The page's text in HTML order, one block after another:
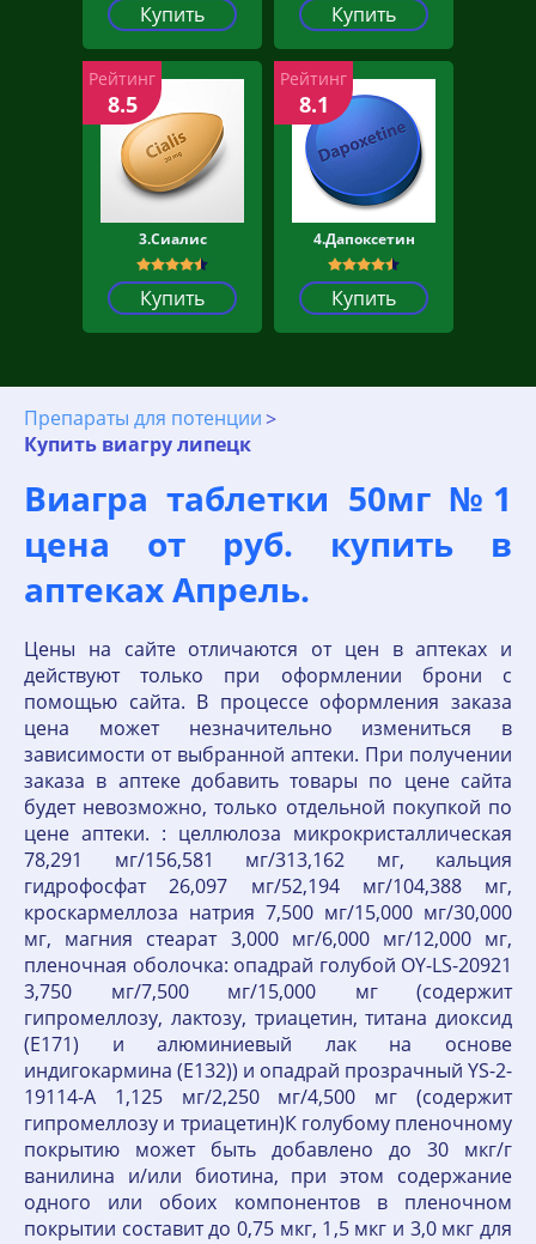
Купить Купить
3.Сиалис
Купить
Рейтинг
8.5
4.Дапоксетин
Купить
Рейтинг
8.1
Препараты для потенции
Купить виагру липецк
Виагра таблетки 50мг №1
цена от руб. купить в
аптеках Апрель.
Цены на сайте отличаются от цен в аптеках и
действуют только при оформлении брони с
помощью сайта. В процессе оформления заказа
цена может незначительно измениться в
зависимости от выбранной аптеки. При получении
заказа в аптеке добавить товары по цене сайта
будет невозможно, только отдельной покупкой по
цене аптеки. : целлюлоза микрокристаллическая
78,291 мг/156,581 мг/313,162 мг, кальция
гидрофосфат 26,097 мг/52,194 мг/104,388 мг,
кроскармеллоза натрия 7,500 мг/15,000 мг/30,000
мг, магния стеарат 3,000 мг/6,000 мг/12,000 мг,
пленочная оболочка: опадрай голубой OY-LS-20921
3,750 мг/7,500 мг/15,000 мг (содержит
гипромеллозу, лактозу, триацетин, титана диоксид
(Е171) и алюминиевый лак на основе
индигокармина (Е132)) и опадрай прозрачный YS-2-
19114-А 1,125 мг/2,250 мг/4,500 мг (содержит
гипромеллозу и триацетин)К голубому пленочному
покрытию может быть добавлено до 30 мкг/г
ванилина и/или биотина, при этом содержание
одного или обоих компонентов в пленочном
покрытии составит до 0,75 мкг, 1,5 мкг и 3,0 мкг для